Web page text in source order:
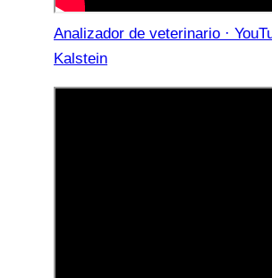
Analizador de veterinario ·
Kalstein